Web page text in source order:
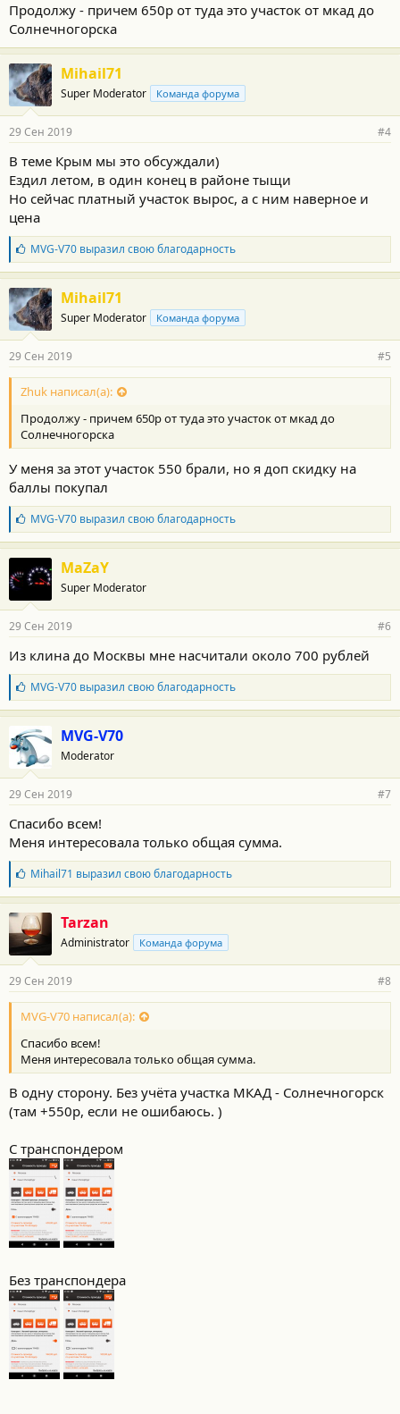
с
т
и
:
Продолжу - причем 650р от туда это участок от мкад до
Солнечногорска
Mihail71
Super Moderator Команда форума
29 Сен 2019 #4
В теме Крым мы это обсуждали)
Ездил летом, в один конец в районе тыщи
Но сейчас платный участок вырос, а с ним наверное и
цена
Б
л
а
г
о
д
а
н
о
с
и
:
MVG-V70выразил свою благодарность
Mihail71
Super Moderator Команда форума
29 Сен 2019 #5
Zhuk написал(а):
Продолжу - причем 650р от туда это участок от мкад до
Солнечногорска
У меня за этот участок 550 брали, но я доп скидку на
баллы покупал
Б
л
а
г
о
д
а
н
с
т
и
:
MVG-V70выразил свою благодарность
MaZaY
Super Moderator
29 Сен 2019 #6
Из клина до Москвы мне насчитали около 700 рублей
Б
л
а
г
о
д
а
н
с
т
и
:
MVG-V70выразил свою благодарность
MVG-V70
Moderator
29 Сен 2019 #7
Спасибо всем!
Меня интересовала только общая сумма.
Б
л
а
г
о
д
а
н
о
с
и
:
Mihail71 выразил свою благодарность
Tarzan
Administrator Команда форума
29 Сен 2019 #8
MVG-V70 написал(а):
Спасибо всем!
Меня интересовала только общая сумма.
В одну сторону. Без учёта участка МКАД - Солнечногорск
(там +550р, если не ошибаюсь. )
С транспондером
Без транспондера